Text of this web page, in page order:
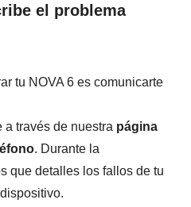
el problema
tu NOVA 6 es comunicarte
a través de nuestra página
. Durante la
que detalles los fallos de tu